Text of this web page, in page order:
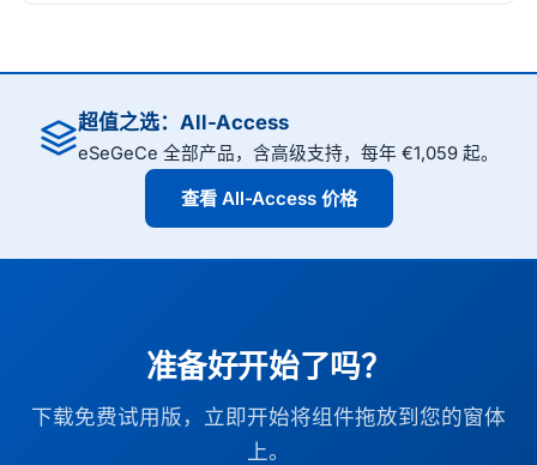
超值之选：All-Access
eSeGeCe 全部产品，含高级支持，每年 €1,059 起。
查看 All-Access 价格
准备好开始了吗？
下载免费试用版，立即开始将组件拖放到您的窗体
上。